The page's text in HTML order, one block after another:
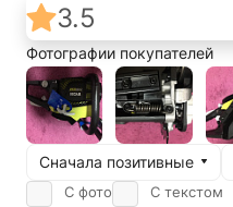
Фотографии покупателей
Сначала позитивные
С фото С текстом
3.5